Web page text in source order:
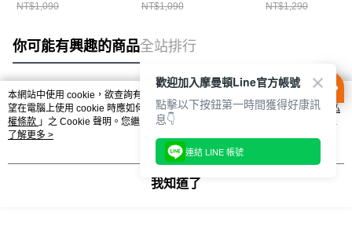
NT$1,090 NT$1,090 NT$1,290
你可能有興趣的商品全站排行
熱門標籤
本網站中使用 cookie，欲查詢有關本網站使用 cookie 方式之詳情，及若您不希
望在電腦上使用 cookie 時應如何變更電腦的 cookie 設定，請參閱本網站「
隱私
權條款 」之 Cookie 聲明。您繼續使用本網站即表示您同意本公司得按本網站使
用條款之 Cookie 聲明使用 cookie。
了解更多 >
我知道了
歡迎加入摩曼頓Line官方帳號
點擊以下按鈕第一時間獲得好康訊
息👇
連結 LINE 帳號